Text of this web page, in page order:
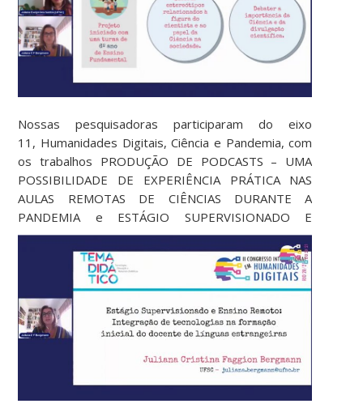
Nossas pesquisadoras participaram do eixo
11, Humanidades Digitais, Ciência e Pandemia, com
os trabalhos PRODUÇÃO DE PODCASTS – UMA
POSSIBILIDADE DE EXPERIÊNCIA PRÁTICA NAS
AULAS REMOTAS DE CIÊNCIAS DURANTE A
PANDEMIA e ESTÁGIO SUPERVISIONADO E